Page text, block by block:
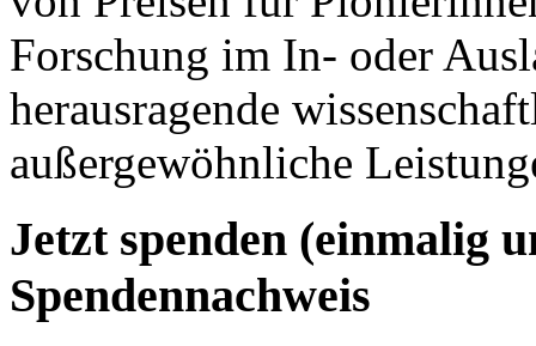
Forschung im In- oder
herausragende
außergewöhnliche
Jetzt spenden (einmalig
Spendennachweis